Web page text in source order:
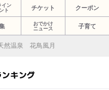
イン
ト
チケット クーポン
おでかけ
ニュース
子育て
然温泉 花鳥風月
キング